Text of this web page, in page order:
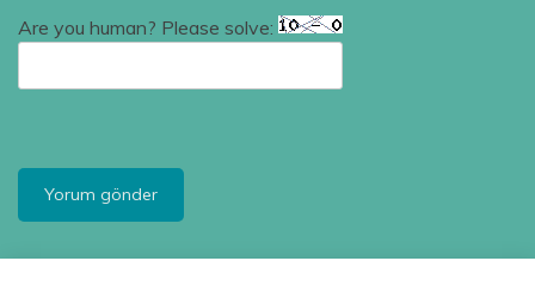
Are you human? Please solve: